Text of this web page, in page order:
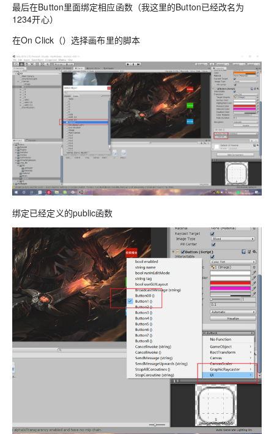
最后在Button里面绑定相应函数（我这里的Button已经改名为
1234开心）
在On Click（）选择画布里的脚本
绑定已经定义的public函数